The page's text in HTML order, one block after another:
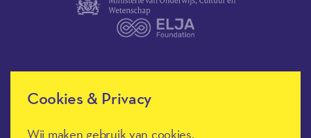
Cookies & Privacy
Wij maken gebruik van cookies.
Méér Muziek in de Klas heeft de
culturele ANBI-status en is een